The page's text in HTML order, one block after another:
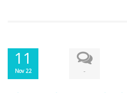
11
Nov 22 -